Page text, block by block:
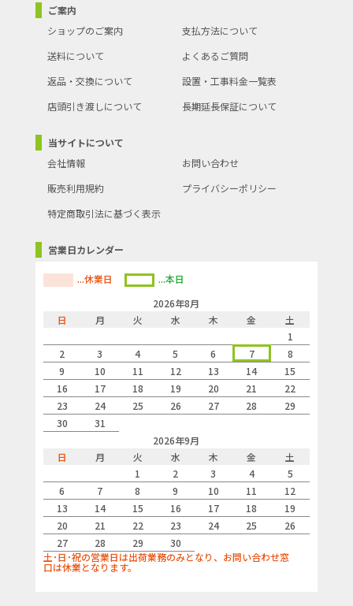
ご案内
ショップのご案内
支払方法について
送料について
よくあるご質問
返品・交換について
設置・工事料金一覧表
店頭引き渡しについて
長期延長保証について
当サイトについて
会社情報
お問い合わせ
販売利用規約
プライバシーポリシー
特定商取引法に基づく表示
営業日カレンダー
...休業日
...本日
2026年8月
日
月 火 水 木 金
土
1
2
3 4 5 6 7
8
9
10 11 12 13 14
15
16
17 18 19 20 21
22
23
24 25 26 27 28
29
30
31
2026年9月
日
月 火 水 木 金
土
1
2 3 4
5
6
7 8 9 10 11
12
13
14 15 16 17 18
19
20
21 22 23 24 25
26
27
28 29
30
土･日･祝の営業日は出荷業務のみとなり、お問い合わせ窓
口は休業となります。